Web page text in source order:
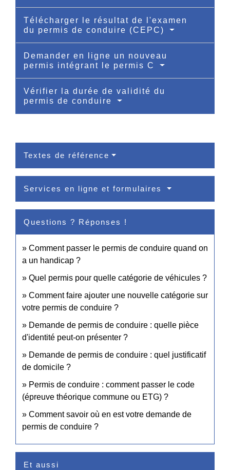
Télécharger le résultat de l'examen
du permis de conduire (CEPC)
Demander en ligne un nouveau
permis intégrant le permis C
Vérifier la durée de validité du
permis de conduire
Textes de référence
Services en ligne et formulaires
Questions ? Réponses !
Comment passer le permis de conduire quand on
a un handicap ?
Quel permis pour quelle catégorie de véhicules ?
Comment faire ajouter une nouvelle catégorie sur
votre permis de conduire ?
Demande de permis de conduire : quelle pièce
d'identité peut-on présenter ?
Demande de permis de conduire : quel justificatif
de domicile ?
Permis de conduire : comment passer le code
(épreuve théorique commune ou ETG) ?
Comment savoir où en est votre demande de
permis de conduire ?
Et aussi